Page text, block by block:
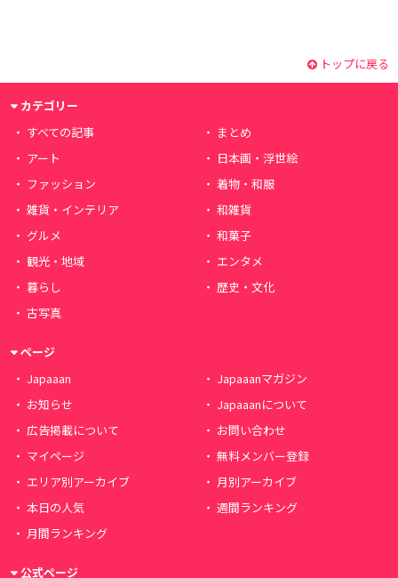
トップに戻る
カテゴリー
すべての記事
まとめ
アート
日本画・浮世絵
ファッション
着物・和服
雑貨・インテリア
和雑貨
グルメ
和菓子
観光・地域
エンタメ
暮らし
歴史・文化
古写真
ページ
Japaaan
Japaaanマガジン
お知らせ
Japaaanについて
広告掲載について
お問い合わせ
マイページ
無料メンバー登録
エリア別アーカイブ
月別アーカイブ
本日の人気
週間ランキング
月間ランキング
公式ページ